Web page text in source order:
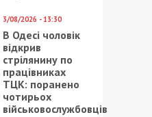
3/08/2026 - 13:30
В Одесі чоловік
відкрив
стрілянину по
працівниках
ТЦК: поранено
чотирьох
військовослужбовців